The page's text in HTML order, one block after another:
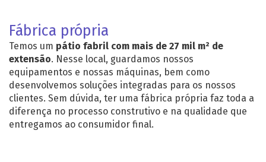
Fábrica própria
Temos um pátio fabril com mais de 27 mil m² de
extensão. Nesse local, guardamos nossos
equipamentos e nossas máquinas, bem como
desenvolvemos soluções integradas para os nossos
clientes. Sem dúvida, ter uma fábrica própria faz toda a
diferença no processo construtivo e na qualidade que
entregamos ao consumidor final.